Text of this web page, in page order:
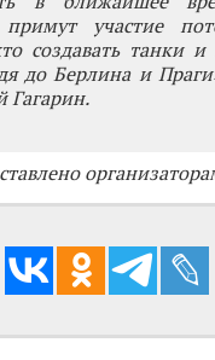
примут участие
создавать танки и
до Берлина и
Гагарин.